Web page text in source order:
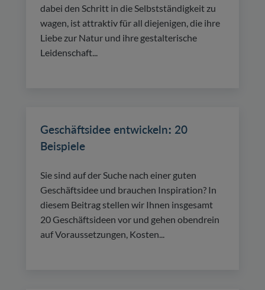
dabei den Schritt in die Selbstständigkeit zu
wagen, ist attraktiv für all diejenigen, die ihre
Liebe zur Natur und ihre gestalterische
Leidenschaft...
Geschäftsidee entwickeln: 20
Beispiele
Sie sind auf der Suche nach einer guten
Geschäftsidee und brauchen Inspiration? In
diesem Beitrag stellen wir Ihnen insgesamt
20 Geschäftsideen vor und gehen obendrein
auf Voraussetzungen, Kosten...